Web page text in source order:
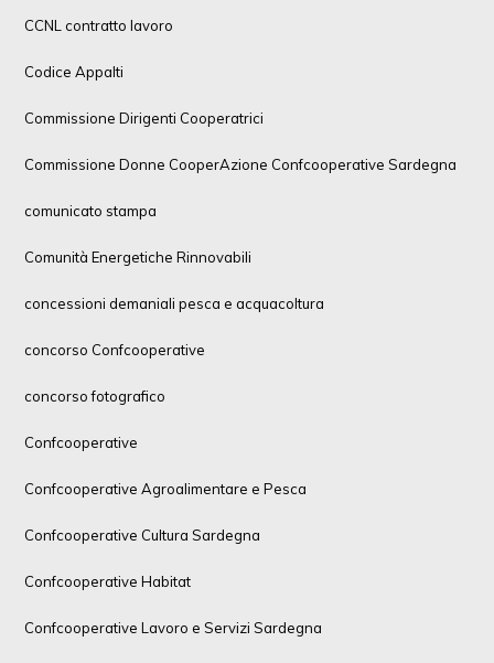
CCNL contratto lavoro
Codice Appalti
Commissione Dirigenti Cooperatrici
Commissione Donne CooperAzione Confcooperative Sardegna
comunicato stampa
Comunità Energetiche Rinnovabili
concessioni demaniali pesca e acquacoltura
concorso Confcooperative
concorso fotografico
Confcooperative
Confcooperative Agroalimentare e Pesca
Confcooperative Cultura Sardegna
Confcooperative Habitat
Confcooperative Lavoro e Servizi Sardegna